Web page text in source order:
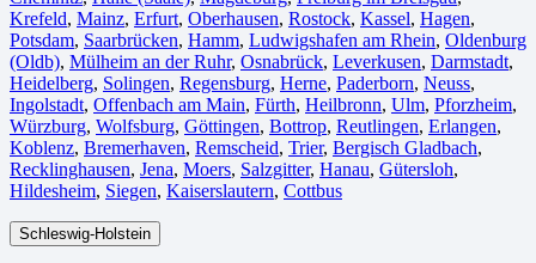
Krefeld⁠, Mainz⁠, Erfurt, Oberhausen⁠, Rostock⁠, Kassel⁠, Hagen,
Potsdam, Saarbrücken⁠, Hamm, Ludwigshafen am Rhein⁠, Oldenburg
(Oldb), Mülheim an der Ruhr, Osnabrück⁠, Leverkusen, Darmstadt⁠,
Heidelberg, Solingen, Regensburg, Herne⁠, Paderborn, Neuss,
Ingolstadt, Offenbach am Main, Fürth⁠, Heilbronn, Ulm⁠, Pforzheim,
Würzburg, Wolfsburg⁠, Göttingen, Bottrop, Reutlingen, Erlangen⁠,
Koblenz, Bremerhaven⁠, Remscheid, Trier⁠, Bergisch Gladbach,
Recklinghausen, Jena⁠, Moers⁠, Salzgitter⁠, Hanau, Gütersloh,
Hildesheim⁠, Siegen⁠, Kaiserslautern⁠, Cottbus⁠
Schleswig-Holstein